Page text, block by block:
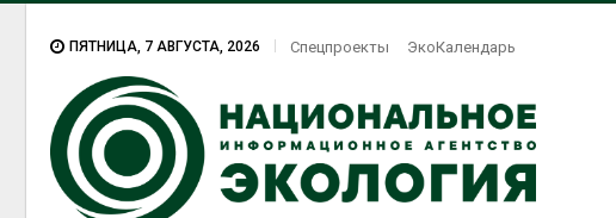
ПЯТНИЦА, 7 АВГУСТА, 2026 Спецпроекты ЭкоКалендарь